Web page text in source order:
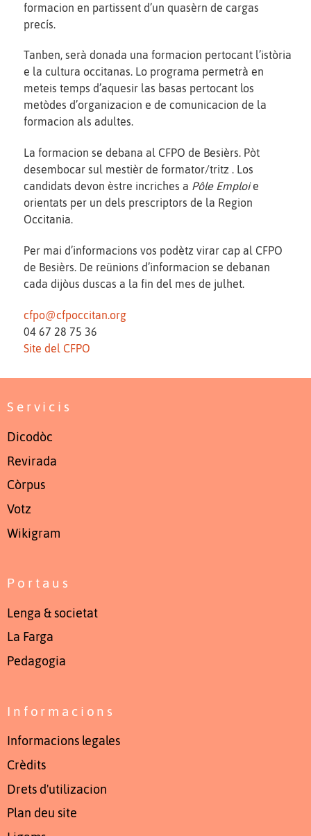
formacion en partissent d’un quasèrn de cargas
precís.
Tanben, serà donada una formacion pertocant l’istòria
e la cultura occitanas. Lo programa permetrà en
meteis temps d’aquesir las basas pertocant los
metòdes d’organizacion e de comunicacion de la
formacion als adultes.
La formacion se debana al CFPO de Besièrs. Pòt
desembocar sul mestièr de formator/tritz . Los
candidats devon èstre incriches a Pôle Emploie
orientats per un dels prescriptors de la Region
Occitania.
Per mai d’informacions vos podètz virar cap al CFPO
de Besièrs. De reünions d’informacion se debanan
cada dijòus duscas a la fin del mes de julhet.
cfpo@cfpoccitan.org
04 67 28 75 36
Site del CFPO
Servicis
Dicodòc
Revirada
Còrpus
Votz
Wikigram
Portaus
Lenga & societat
La Farga
Pedagogia
Informacions
Informacions legales
Crèdits
Drets d'utilizacion
Plan deu site